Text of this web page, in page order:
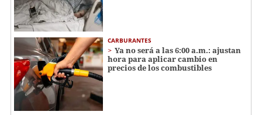
CARBURANTES
Ya no será a las 6:00 a.m.: ajustan
hora para aplicar cambio en
precios de los combustibles